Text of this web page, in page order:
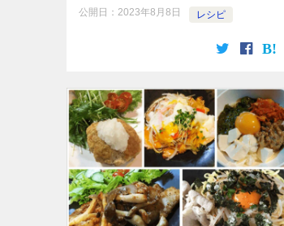
公開日： 2023年8月8日 レシピ